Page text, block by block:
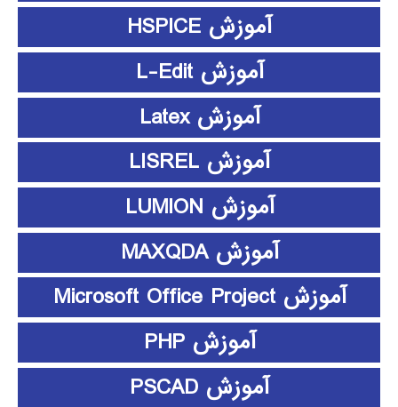
آموزش HSPICE
آموزش L-Edit
آموزش Latex
آموزش LISREL
آموزش LUMION
آموزش MAXQDA
آموزش Microsoft Office Project
آموزش PHP
آموزش PSCAD